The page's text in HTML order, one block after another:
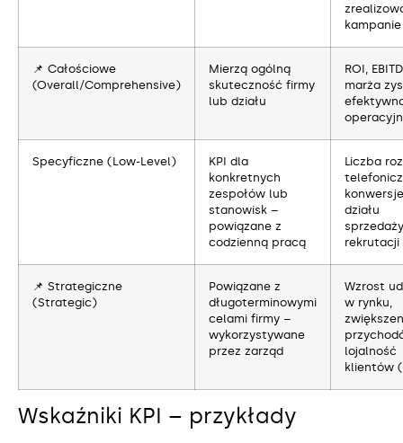
kampanie
📌 Całościowe
(Overall/Comprehensive)
Mierzą ogólną
skuteczność firmy
lub działu
ROI,
marża
Specyficzne (Low-Level)
KPI dla
konkretnych
zespołów lub
stanowisk –
powiązane z
codzienną pracą
Liczba
konwersje
działu
rekrutacji
📌 Strategiczne
(Strategic)
Powiązane z
długoterminowymi
celami firmy –
wykorzystywane
przez zarząd
Wzrost
w rynku,
lojalność
klientów
Wskaźniki KPI – przykłady